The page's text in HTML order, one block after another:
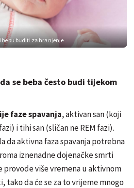
bebu buditi za hranjenje
se beba često budi tijekom
faze spavanja, aktivan san (koji
i tihi san (sličan ne REM fazi).
da aktivna faza spavanja potrebna
iznenadne dojenačke smrti
provode više vremena u aktivnom
tako da će se za to vrijeme mnogo